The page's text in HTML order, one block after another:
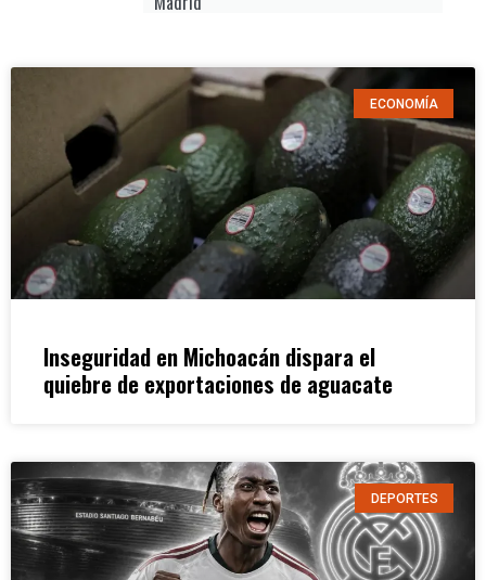
ECONOMÍA
Inseguridad en Michoacán dispara el
quiebre de exportaciones de aguacate
DEPORTES